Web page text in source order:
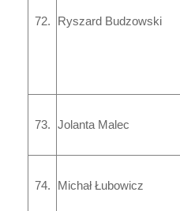
72. Ryszard Budzowski
73. Jolanta Malec
74. Michał Łubowicz